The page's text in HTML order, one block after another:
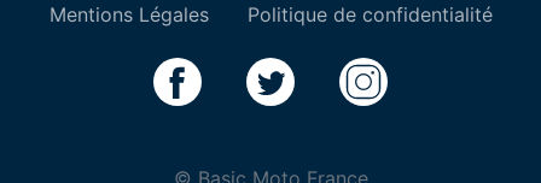
Mentions Légales
Politique de confidentialité
© Basic Moto France